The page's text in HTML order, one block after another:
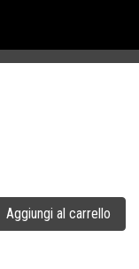
Aggiungi al carrello